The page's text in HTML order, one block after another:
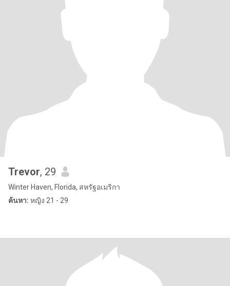
Trevor, 29
Winter Haven, Florida, สหรัฐอเมริกา
ค้นหา: หญิง 21 - 29